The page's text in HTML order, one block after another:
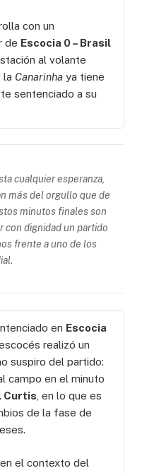
con un
de Escocia 0 – Brasil
al volante
la Canarinha ya tiene
sentenciado a su
cualquier esperanza,
más del orgullo que de
minutos finales son
con dignidad un partido
frente a uno de los
en Escocia
realizó un
suspiro del partido:
campo en el minuto
Curtis , en lo que es
de la fase de
el contexto del